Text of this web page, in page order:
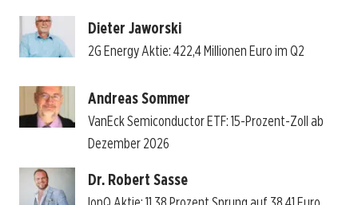
Dieter Jaworski
2G Energy Aktie: 422,4 Millionen Euro im Q2
Andreas Sommer
VanEck Semiconductor ETF: 15-Prozent-Zoll ab
Dezember 2026
Dr. Robert Sasse